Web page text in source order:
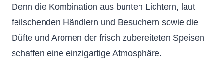
Denn die Kombination aus bunten Lichtern, laut
feilschenden Händlern und Besuchern sowie die
Düfte und Aromen der frisch zubereiteten Speisen
schaffen eine einzigartige Atmosphäre.